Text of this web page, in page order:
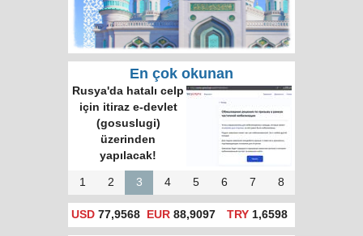
En çok okunan
Rusya'da hatalı celp
için itiraz e-devlet
(gosuslugi)
üzerinden
yapılacak!
1 2 3 4 5 6 7 8
USD 77,9568 EUR 88,9097 TRY1,6598